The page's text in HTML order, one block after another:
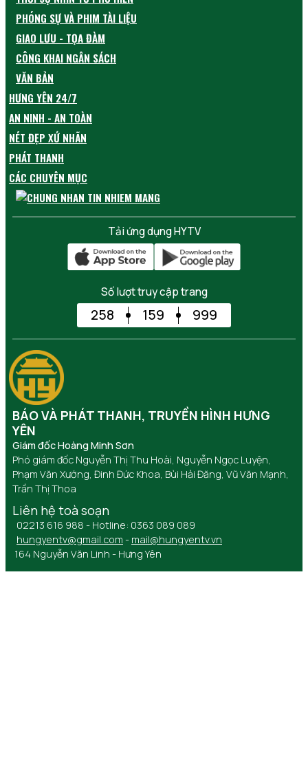
PHÓNG SỰ VÀ PHIM TÀI LIỆU
GIAO LƯU - TỌA ĐÀM
CÔNG KHAI NGÂN SÁCH
VĂN BẢN
HƯNG YÊN 24/7
AN NINH - AN TOÀN
NÉT ĐẸP XỨ NHÃN
PHÁT THANH
CÁC CHUYÊN MỤC
Tải ứng dụng HYTV
Số lượt truy cập trang
258 159 999
BÁO VÀ PHÁT THANH, TRUYỀN HÌNH HƯNG
YÊN
Giám đốc Hoàng Minh Sơn
Phó giám đốc Nguyễn Thị Thu Hoài, Nguyễn Ngọc Luyện,
Phạm Văn Xướng, Đinh Đức Khoa, Bùi Hải Đăng, Vũ Văn Mạnh,
Trần Thị Thoa
Liên hệ toà soạn
02213 616 988 - Hotline: 0363 089 089
hungyentv@gmail.com - mail@hungyentv.vn
164 Nguyễn Văn Linh - Hưng Yên